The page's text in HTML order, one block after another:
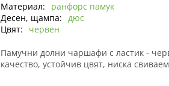
Материал:
ранфорс памук
Десен, щампа: дюс
Цвят:
червен
Памучни долни чаршафи с ластик -
качество, устойчив цвят, ниска